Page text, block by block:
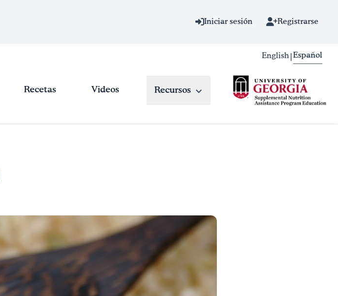
Iniciar sesión Registrarse
English Español
Recetas Videos Recursos